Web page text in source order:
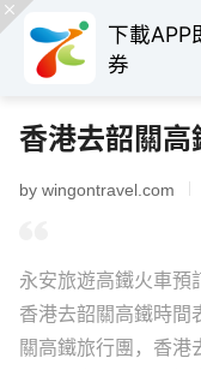
下載APP
券
香港去韶關高
by wingontravel.com
永安旅遊高鐵火車預
香港去韶關高鐵時間
關高鐵旅行團，香港